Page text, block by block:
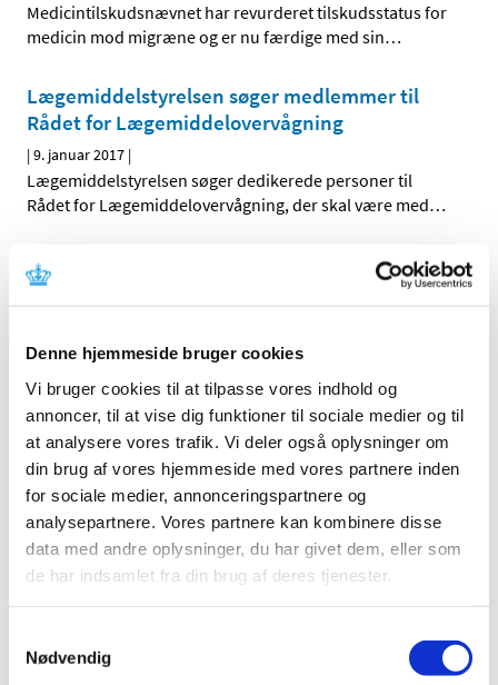
Denne hjemmeside bruger cookies
Vi bruger cookies til at tilpasse vores indhold og
annoncer, til at vise dig funktioner til sociale medier og til
at analysere vores trafik. Vi deler også oplysninger om
din brug af vores hjemmeside med vores partnere inden
for sociale medier, annonceringspartnere og
analysepartnere. Vores partnere kan kombinere disse
data med andre oplysninger, du har givet dem, eller som
de har indsamlet fra din brug af deres tjenester.
Nødvendig
Medicintilskudsnævnet har revurderet tilskudsstatus for
medicin mod migræne og er nu færdige med sin…
Lægemiddelstyrelsen søger medlemmer til
Rådet for Lægemiddelovervågning
|9. januar 2017 |
Lægemiddelstyrelsen søger dedikerede personer til
Rådet for Lægemiddelovervågning, der skal være med…
Rekovelle® får generelt tilskud
have generelt tilskud. Rekovelle® indeholder follitropin
Soolantra® får generelt tilskud
|6. januar 2017 |
Lægemiddelstyrelsen har besluttet, at Soolantra® skal
have generelt tilskud med virkning fra 16. januar 2017.
Xultophy får generelt klausuleret tilskud
|5. januar 2017|
Lægemiddelstyrelsen har besluttet, at Xultophy skal have